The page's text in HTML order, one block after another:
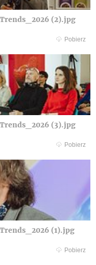
(2).jpg
Pobierz
(3).jpg
Pobierz
(1).jpg
Pobierz